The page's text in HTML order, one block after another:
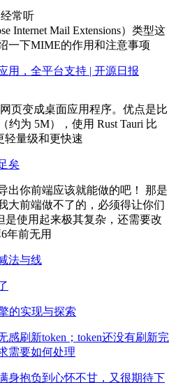
常听
Internet Mail Extensions）类型这
一下MIME的作用和注意事项
用，全平台支持 | 开源日报
页变成桌面应用程序。优点是比
约为 5M），使用 Rust Tauri 比
轻量级和更快速
矣
出你前端应该就能做的吧！ 那是
大前端做不了的，必须得让你们
是使用起来极其复杂，还需要改
年前无用
法与线
的实现与探索
感刷新token；token还没有刷新完
需要如何处理
身抱负到心怀不甘，又很期待下